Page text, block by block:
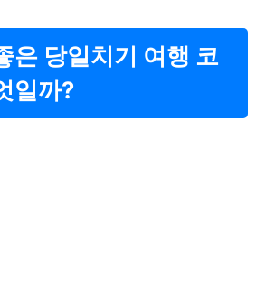
은 당일치기 여행 코
일까?